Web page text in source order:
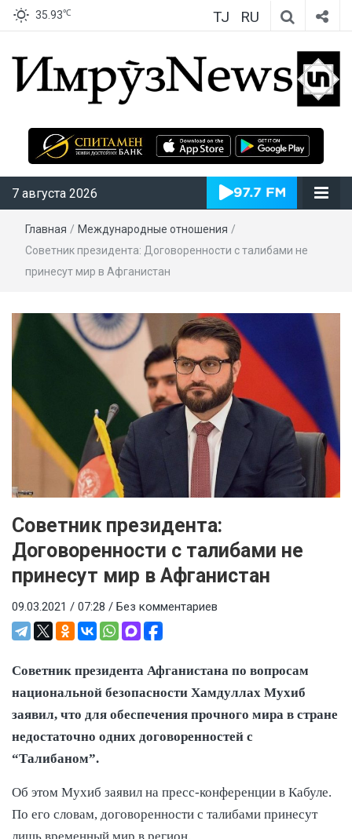
35.93℃ TJ RU
ИмрӯзNews
7 августа 2026
Главная / Международные отношения /
Советник президента: Договоренности с талибами не
принесут мир в Афганистан
Советник президента:
Договоренности с талибами не
принесут мир в Афганистан
09.03.2021 / 07:28 / Без комментариев
Советник президента Афганистана по вопросам
национальной безопасности Хамдуллах Мухиб
заявил, что для обеспечения прочного мира в стране
недостаточно одних договоренностей с
“Талибаном”.
Об этом Мухиб заявил на пресс-конференции в Кабуле.
По его словам, договоренности с талибами принесут